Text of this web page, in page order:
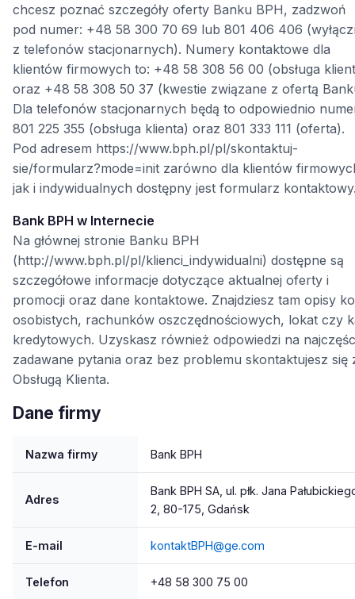
chcesz poznać szczegóły oferty Banku BPH, zadzwoń
pod numer: +48 58 300 70 69 lub 801 406 406
z telefonów stacjonarnych). Numery kontaktowe dla
klientów firmowych to: +48 58 308 56 00 (obsługa
oraz +48 58 308 50 37 (kwestie związane z ofertą
Dla telefonów stacjonarnych będą to odpowiednio
801 225 355 (obsługa klienta) oraz 801 333 111 (oferta).
Pod adresem https://www.bph.pl/pl/skontaktuj-
sie/formularz?mode=init zarówno dla klientów
jak i indywidualnych dostępny jest formularz
Bank BPH w Internecie
Na głównej stronie Banku BPH
(http://www.bph.pl/pl/klienci_indywidualni) dostępne są
szczegółowe informacje dotyczące aktualnej oferty i
promocji oraz dane kontaktowe. Znajdziesz tam opisy
osobistych, rachunków oszczędnościowych, lokat czy
kredytowych. Uzyskasz również odpowiedzi na
zadawane pytania oraz bez problemu skontaktujesz się
Obsługą Klienta.
Dane firmy
Nazwa firmy Bank BPH
Adres
Bank BPH SA, ul. płk. Jana
2, 80-175, Gdańsk
E-mail kontaktBPH@ge.com
Telefon +48 58 300 75 00